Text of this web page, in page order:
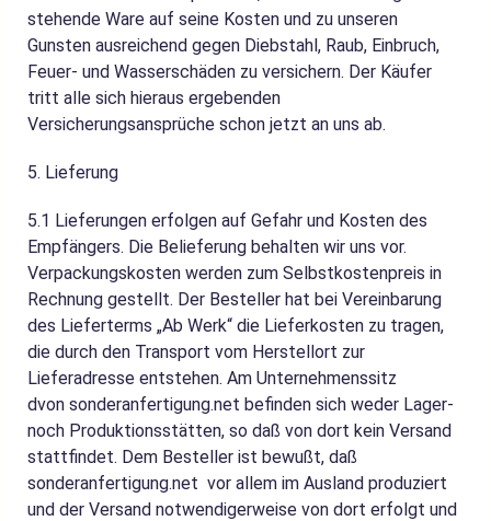
stehende Ware auf seine Kosten und zu unseren
Gunsten ausreichend gegen Diebstahl, Raub, Einbruch,
Feuer- und Wasserschäden zu versichern. Der Käufer
tritt alle sich hieraus ergebenden
Versicherungsansprüche schon jetzt an uns ab.
5. Lieferung
5.1 Lieferungen erfolgen auf Gefahr und Kosten des
Empfängers. Die Belieferung behalten wir uns vor.
Verpackungskosten werden zum Selbstkostenpreis in
Rechnung gestellt. Der Besteller hat bei Vereinbarung
des Lieferterms „Ab Werk“ die Lieferkosten zu tragen,
die durch den Transport vom Herstellort zur
Lieferadresse entstehen. Am Unternehmenssitz
dvon sonderanfertigung.net befinden sich weder Lager-
noch Produktionsstätten, so daß von dort kein Versand
stattfindet. Dem Besteller ist bewußt, daß
sonderanfertigung.net vor allem im Ausland produziert
und der Versand notwendigerweise von dort erfolgt und